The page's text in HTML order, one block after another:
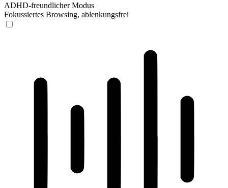
ADHD-freundlicher Modus
Fokussiertes Browsing, ablenkungsfrei